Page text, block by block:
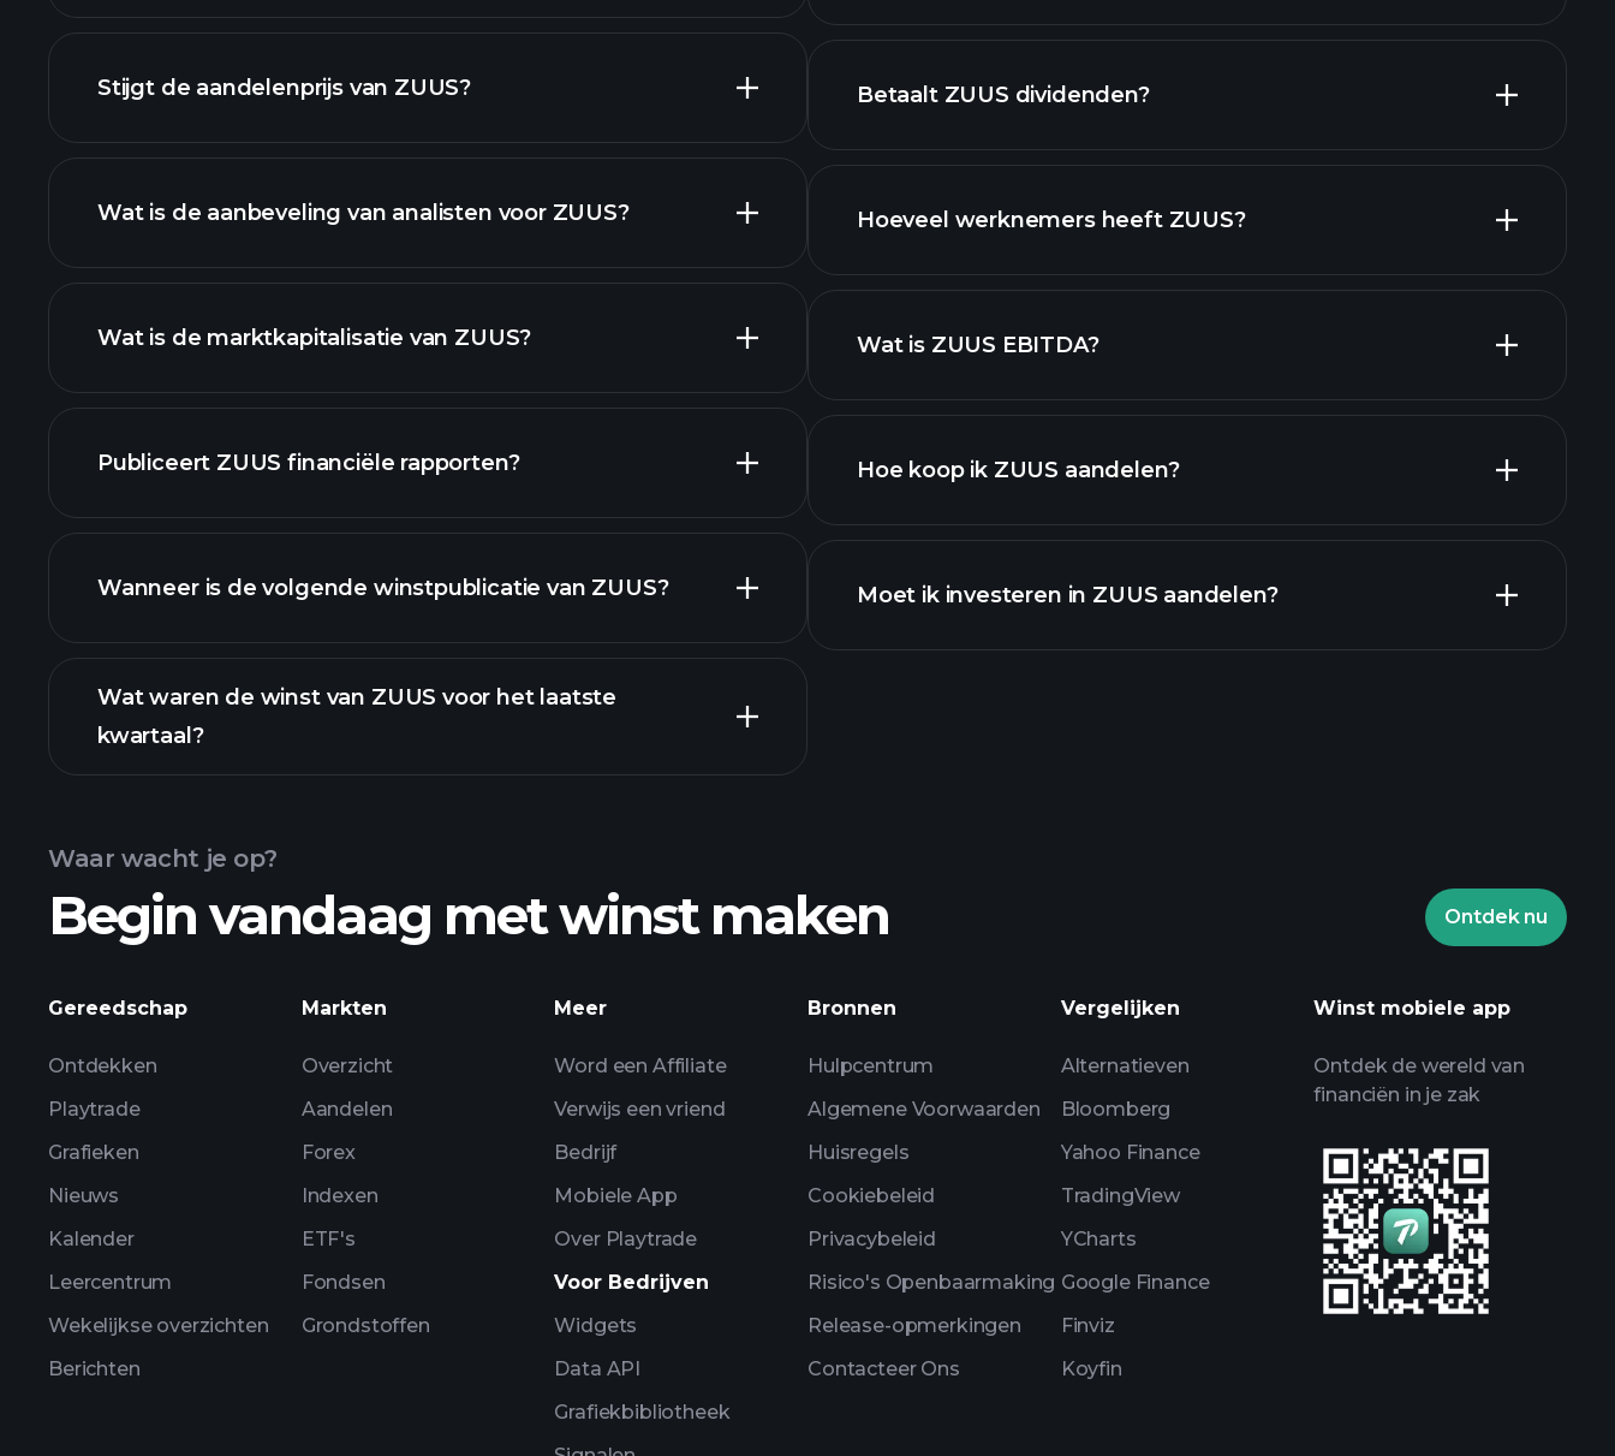
geavanceerde grafiek
Stijgt de aandelenprijs van ZUUS?
ZUUS grafiek.
Wat is de aanbeveling van analisten voor ZUUS?
Wat is de marktkapitalisatie van ZUUS?
onze lijst van aandelen
Publiceert ZUUS financiële rapporten?
ZUUS financiële gegevens
Wanneer is de volgende winstpublicatie van ZUUS?
Winstkalender
Wat waren de winst van ZUUS voor het laatste
kwartaal?
financiële rapporten
financiële
Betaalt ZUUS dividenden?
hoog-dividend
Hoeveel werknemers heeft ZUUS?
Wat is ZUUS EBITDA?
Hoe koop ik ZUUS aandelen?
Moet ik investeren in ZUUS aandelen?
dagelijkse marktanalyse
Watchlists
Billionaire Portfolios
Waar wacht je op?
Begin vandaag met winst maken Ontdek nu
Gereedschap
Ontdekken
Playtrade
Grafieken
Nieuws
Kalender
Leercentrum
Wekelijkse overzichten
Berichten
Markten
Overzicht
Aandelen
Forex
Indexen
ETF's
Fondsen
Grondstoffen
Meer
Word een Affiliate
Verwijs een vriend
Bedrijf
Mobiele App
Over Playtrade
Voor Bedrijven
Widgets
Data API
Grafiekbibliotheek
Bronnen
Hulpcentrum
Algemene Voorwaarden
Huisregels
Cookiebeleid
Privacybeleid
Risico's Openbaarmaking
Release-opmerkingen
Contacteer Ons
Vergelijken
Alternatieven
Bloomberg
Yahoo Finance
TradingView
YCharts
Google Finance
Finviz
Koyfin
Winst mobiele app
Ontdek de wereld van
financiën in je zak